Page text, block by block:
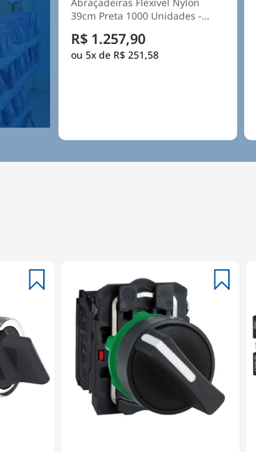
39cm Preta 1000 Unidades -
R$ 1.257,90
5x de R$ 251,58